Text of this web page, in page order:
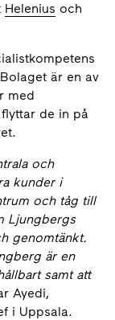
Helenius och
är en av
med
de in på
och
kunder i
och tåg till
Ljungbergs
genomtänkt.
är en
samt att
Ayedi,
i Uppsala.